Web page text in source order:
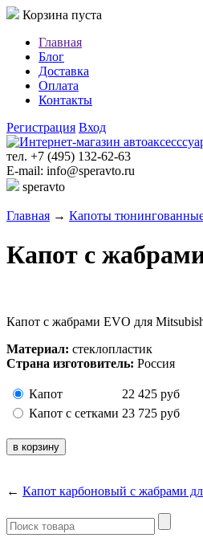
Корзина пуста
Главная
Блог
Доставка
Оплата
Контакты
Регистрация Вход
тел. +7 (495) 132-62-63
E-mail: info@speravto.ru
speravto
Главная → Капоты
Капот с
Капот с жабрами EVO для
Материал: стеклопластик
Страна изготовитель: Россия
Капот 22 425 руб
Капот с сетками 23 725 руб
← Капот карбоновый с жабрами